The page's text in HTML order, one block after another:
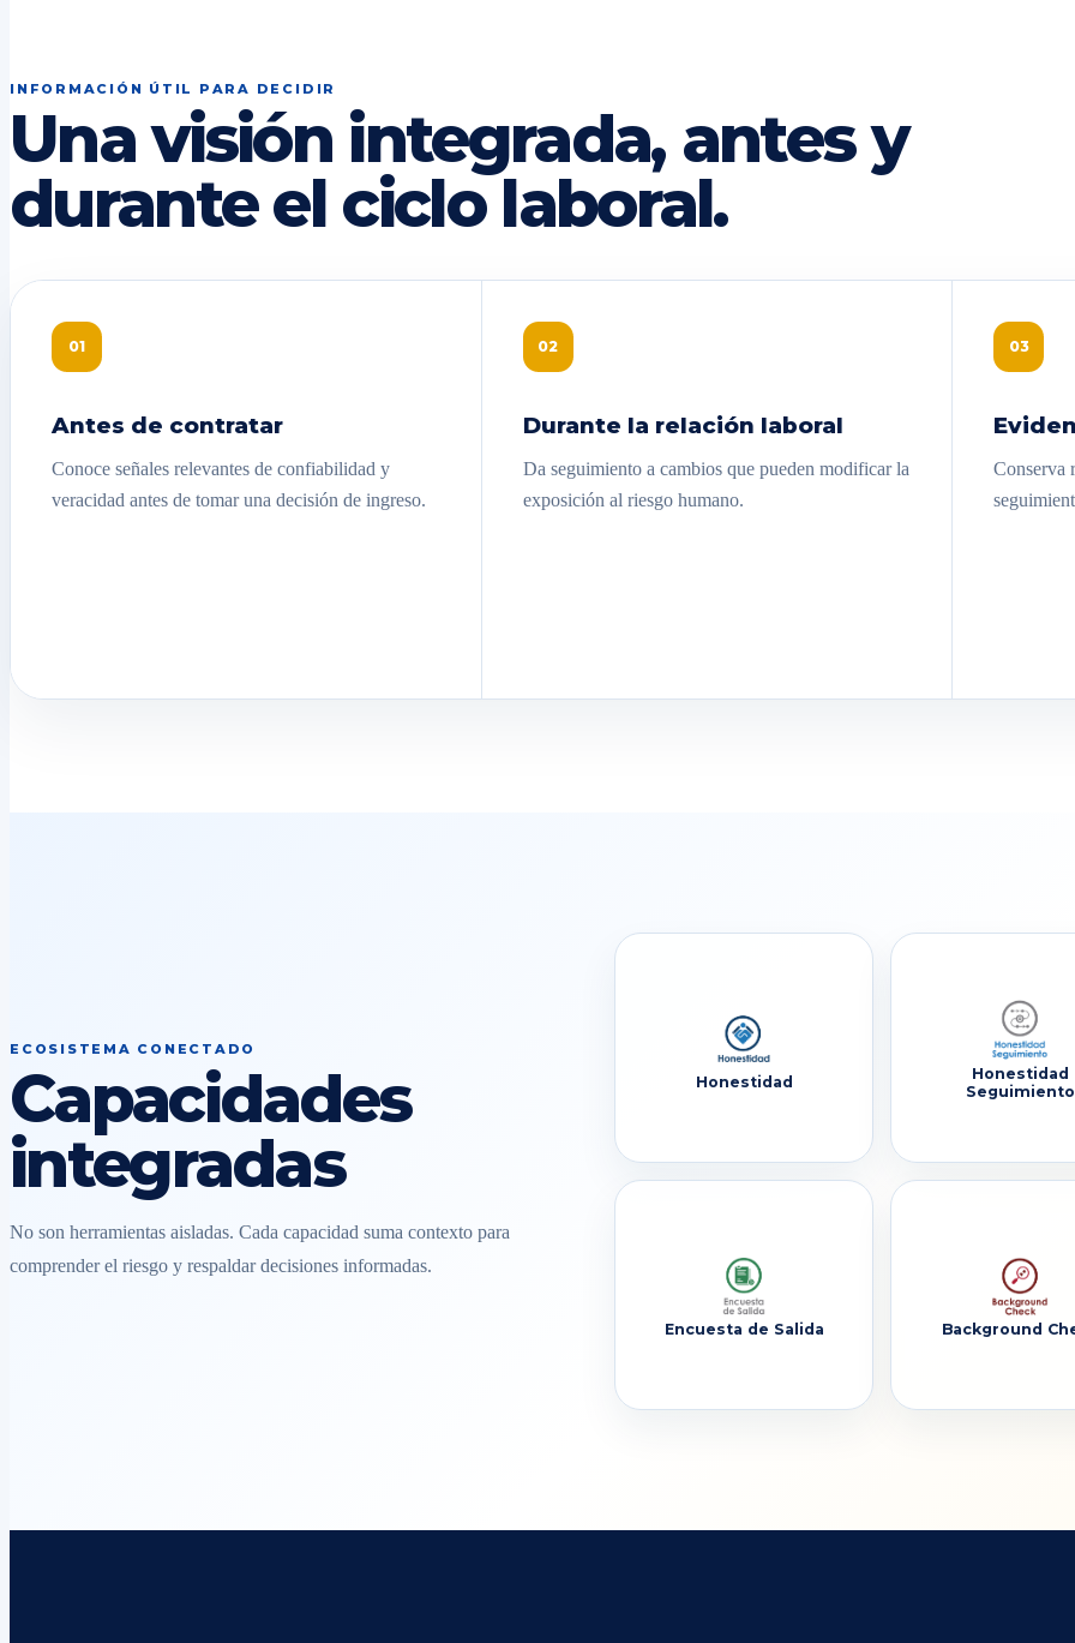
INFORMACIÓN ÚTIL PARA DECIDIR
Una visión integrada, antes y
durante el ciclo laboral.
01
Antes de contratar
Conoce señales relevantes de confiabilidad y
veracidad antes de tomar una decisión de ingreso.
02
Durante la relación laboral
Da seguimiento a cambios que pueden modificar la
exposición al riesgo humano.
03
Conserva
ECOSISTEMA CONECTADO
Capacidades
integradas
No son herramientas aisladas. Cada capacidad suma contexto para
comprender el riesgo y respaldar decisiones informadas.
Honestidad
Honestidad
Seguimiento
Encuesta de Salida Background